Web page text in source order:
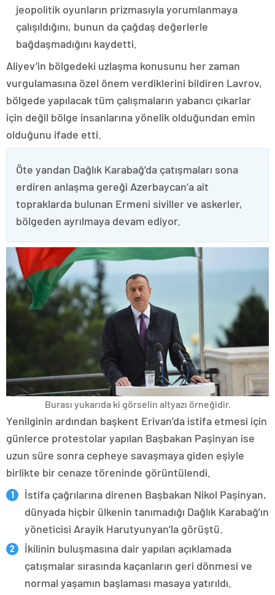
jeopolitik oyunların prizmasıyla yorumlanmaya
çalışıldığını, bunun da çağdaş değerlerle
bağdaşmadığını kaydetti.
Aliyev’in bölgedeki uzlaşma konusunu her zaman
vurgulamasına özel önem verdiklerini bildiren Lavrov,
bölgede yapılacak tüm çalışmaların yabancı çıkarlar
için değil bölge insanlarına yönelik olduğundan emin
olduğunu ifade etti.
Öte yandan Dağlık Karabağ’da çatışmaları sona
erdiren anlaşma gereği Azerbaycan’a ait
topraklarda bulunan Ermeni siviller ve askerler,
bölgeden ayrılmaya devam ediyor.
Burası yukarıda ki görselin altyazı örneğidir.
Yenilginin ardından başkent Erivan’da istifa etmesi için
günlerce protestolar yapılan Başbakan Paşinyan ise
uzun süre sonra cepheye savaşmaya giden eşiyle
birlikte bir cenaze töreninde görüntülendi.
İstifa çağrılarına direnen Başbakan Nikol Paşinyan,
dünyada hiçbir ülkenin tanımadığı Dağlık Karabağ’ın
yöneticisi Arayik Harutyunyan’la görüştü.
İkilinin buluşmasına dair yapılan açıklamada
çatışmalar sırasında kaçanların geri dönmesi ve
normal yaşamın başlaması masaya yatırıldı.